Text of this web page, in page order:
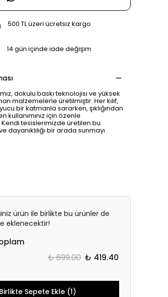
500 TL üzeri ücretsiz kargo
14 gün içinde iade değişim
dokulu baskı teknolojisi ve yüksek
malzemelerle üretilmiştir. Her kılıf,
bir katmanla sararken, şıklığından
kullanımınız için özenle
Kendi tesislerimizde üretilen bu
dayanıklılığı bir arada sunmayı
ürün ile birlikte bu ürünler de
eklenecektir!
₺ 699.00 ₺ 419.40
Birlikte Sepete Ekle (1)